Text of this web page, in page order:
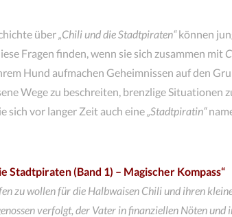
über„Chili und die Stadtpiraten“können
Fragen finden, wenn sie sich zusammen mit
Hund aufmachen Geheimnissen auf den
Wege zu beschreiten, brenzlige Situationen
sich vor langer Zeit auch eine„Stadtpiratin“
Stadtpiraten (Band 1) – Magischer Kompass“
zu wollen für die Halbwaisen Chili und ihren
verfolgt, der Vater in finanziellen Nöten und